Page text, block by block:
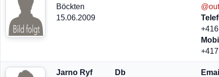
Böckten
15.06.2009
Jarno Ryf
Db